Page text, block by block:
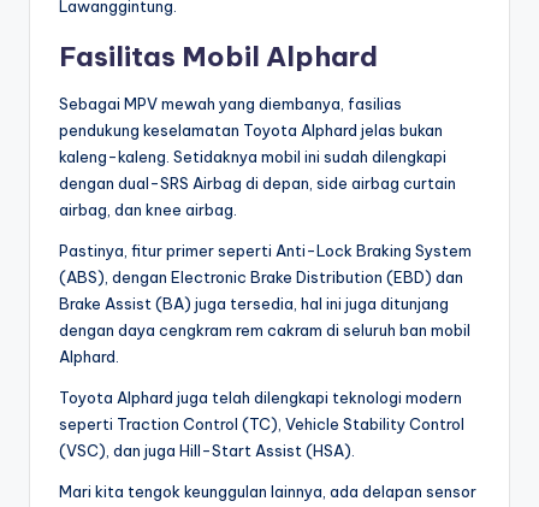
Lawanggintung.
Fasilitas Mobil Alphard
Sebagai MPV mewah yang diembanya, fasilias
pendukung keselamatan Toyota Alphard jelas bukan
kaleng-kaleng. Setidaknya mobil ini sudah dilengkapi
dengan dual-SRS Airbag di depan, side airbag curtain
airbag, dan knee airbag.
Pastinya, fitur primer seperti Anti-Lock Braking System
(ABS), dengan Electronic Brake Distribution (EBD) dan
Brake Assist (BA) juga tersedia, hal ini juga ditunjang
dengan daya cengkram rem cakram di seluruh ban mobil
Alphard.
Toyota Alphard juga telah dilengkapi teknologi modern
seperti Traction Control (TC), Vehicle Stability Control
(VSC), dan juga Hill-Start Assist (HSA).
Mari kita tengok keunggulan lainnya, ada delapan sensor